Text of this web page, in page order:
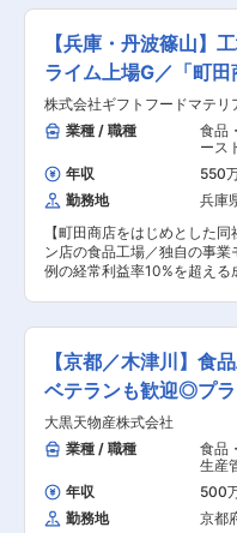
の採用です。 ■業務内容： お餅、もしくはパッ
クごはんの生産工場におい
どはもちろん、業務のデジ
けた体制整備や業務改革をお任
詳細： ご経験のある分野か
す。 ・安全、品質、人材育成
の予実管理、コスト管理、
業務企画 【変更の範囲：会社
改善例＞ 「工場内における安
「工場内の省人化、生産コスト
構成 同社の工場規模として
どが1つの工場におります。
してご認識ください。 ■入社後の期待： 生産本
部長と連携し、生産効率、
ジタル化、改革を推進していた
環境： ◎6年前の新オフィス
水曜・金曜はノー残業日、
基本的に定時退社を推奨し
得率は約75％（年間平均10
水準も年々上がってきており
労働省 令和5年度調査62.1％） 変更の範囲：会社
の定める業務
【兵庫・丹波篠山】
ライム上場G／「町
開
株式会社ギフトフードマテリ
業種 / 職種
食品
ース
工法
品・
年収 550
勤務地
兵庫
【町田商店をはじめとした
ン店の食品工場／独自の事
例の経常利益率10%を超える成長企
せします。将来的には、工場
材を求めております。 ■詳細業務： ・製造にお
ける品質、コスト、納期、
程の改善 ・社員、パート、
理・育成 ・新製品の生産ラ
ネジメント業務など ※メイン
と生産工程改善に期待 ■当社の特徴： ・直営店
の運営だけでなく約550店舗
っています。従来のビジネス
盟料／プロデュース料から収
食材を提供し毎月代金を頂く
【京都／木津川】食
ベテランも歓迎◎プ
し
大黒天物産株式会社
業種 / 職種
食品
生産
（食
年収 500
勤務地
京都